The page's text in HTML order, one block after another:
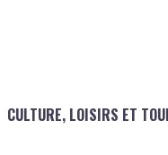
CULTURE, LOISIRS ET